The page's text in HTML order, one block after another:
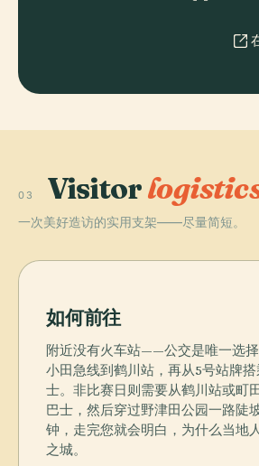
03 Visitor
一次美好造访的实用支架——尽量简短。
如何前往
附近没有火车站——公交是唯一选
小田急线到鹤川站，再从5号站牌
士。非比赛日则需要从鹤川站或町
巴士，然后穿过野津田公园一路陡
钟，走完您就会明白，为什么当地
之城。